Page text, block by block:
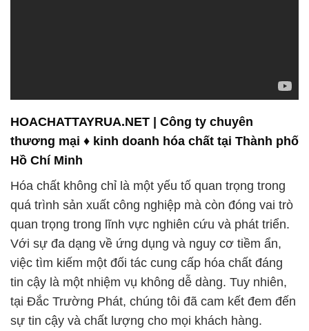
Hóa chất không chỉ là một yếu tố quan trọng trong
quá trình sản xuất công nghiệp mà còn đóng vai trò
quan trọng trong lĩnh vực nghiên cứu và phát triển.
Với sự đa dạng về ứng dụng và nguy cơ tiềm ẩn,
việc tìm kiếm một đối tác cung cấp hóa chất đáng
tin cậy là một nhiệm vụ không dễ dàng. Tuy nhiên,
tại Đắc Trường Phát, chúng tôi đã cam kết đem đến
sự tin cậy và chất lượng cho mọi khách hàng.
Công ty hóa chất Đắc Trường Phát có niềm tự hào
trong việc là đối tác đáng tin cậy của các doanh
nghiệp và tổ chức tại Việt Nam. Chúng tôi đã xây
dựng một danh tiếng vững chắc dựa trên việc cung